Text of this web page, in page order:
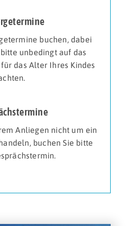
buchen, dabei
unbedingt auf das
das Alter Ihres Kindes
Anliegen nicht um ein
buchen Sie bitte